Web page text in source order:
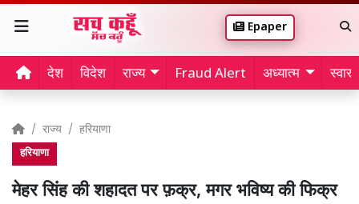
Epaper
देश विदेश राज्य Fraud Alert अध्यात्म
राज्य हरियाणा
हरियाणा
मेहर सिंह की शहादत पर फ़क्र, मगर भविष्य की फिक्र